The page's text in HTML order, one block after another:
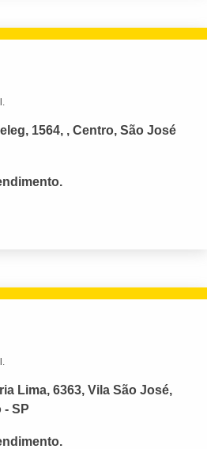
1564, , Centro, São José
Lima, 6363, Vila São José,
- SP